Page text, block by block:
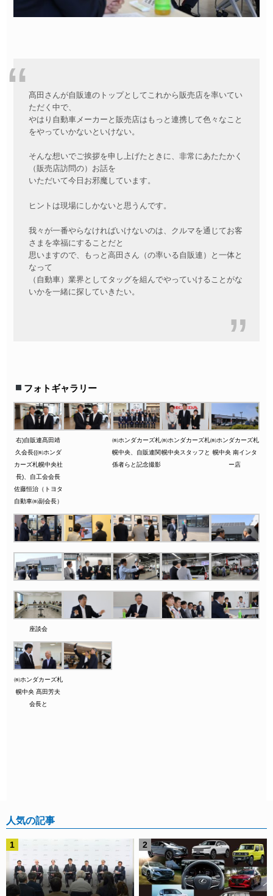
髙田さんが自販連のトップとしてこれから販売店を率いてい
ただく中で、
やはり自動車メーカーと販売店はもっと連携して色々なこと
をやっていかないといけない。
そんな想いでご挨拶を申し上げたときに、非常にあたたかく
（販売店訪問の）お話を
いただいて今日お邪魔しています。
ヒントは現場にしかないと思うんです。
我々が一番やらなければいけないのは、クルマを通じてお客
さまを幸福にすることだと
思いますので、もっと高田さん（の率いる自販連）と一体と
なって
（自動車）業界としてタッグを組んでやっていけることがな
いかを一緒に探していきたい。
フォトギャラリー
右)自販連髙田靖
久会長((㈱ホンダ
カーズ札幌中央社
長)、自工会会長
佐藤恒治（トヨタ
自動車㈱副会長）
㈱ホンダカーズ札
幌中央、自販連関
係者らと記念撮影
㈱ホンダカーズ札
幌中央スタッフと
㈱ホンダカーズ札
幌中央 南インタ
ー店
座談会
㈱ホンダカーズ札
幌中央 髙田芳夫
会長と
人気の記事